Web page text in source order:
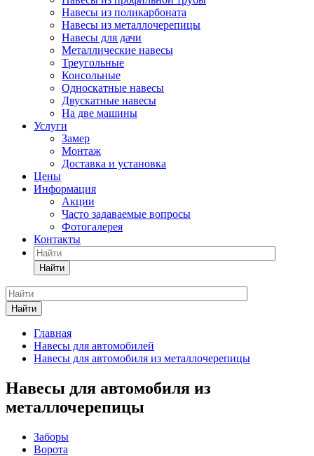
Навесы из поликарбоната
Навесы из металлочерепицы
Навесы для дачи
Металлические навесы
Треугольные
Консольные
Односкатные навесы
Двускатные навесы
На две машины
Услуги
Замер
Монтаж
Доставка и установка
Цены
Информация
Акции
Часто задаваемые вопросы
Фотогалерея
Контакты
Найти
Найти
Главная
Навесы для автомобилей
Навесы для автомобиля из металлочерепицы
Навесы для автомобиля из
металлочерепицы
Заборы
Ворота